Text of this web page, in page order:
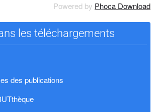
Powered by Phoca Download
les téléchargements
des publications